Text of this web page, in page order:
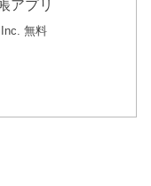
アプリ
無料